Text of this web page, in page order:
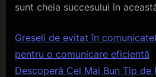
sunt cheia succesului în
Greșeli de evitat în
pentru o comunicare eficientă
Descoperă Cel Mai Bun Tip de